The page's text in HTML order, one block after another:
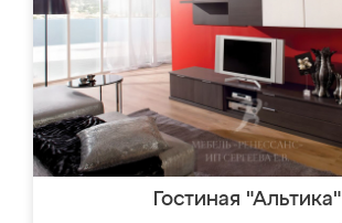
Гостиная "Альтика"